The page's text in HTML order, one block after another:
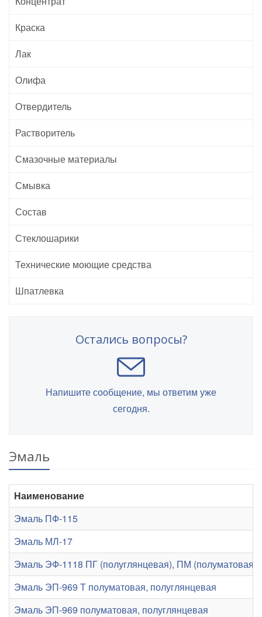
Краска
Лак
Олифа
Отвердитель
Растворитель
Смазочные материалы
Смывка
Состав
Стеклошарики
Технические моющие средства
Шпатлевка
Остались вопросы?
Напишите сообщение, мы ответим уже
сегодня.
Эмаль
Наименование
Эмаль ПФ-115
Эмаль МЛ-17
Эмаль ЭФ-1118 ПГ (полуглянцевая), ПМ
Эмаль ЭП-969 Т полуматовая, полуглянцевая
Эмаль ЭП-969 полуматовая, полуглянцевая